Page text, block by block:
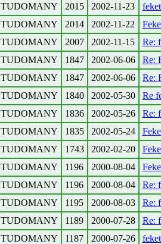
TUDOMANY
2015 2002-11-23
TUDOMANY
2014 2002-11-22
TUDOMANY
2007 2002-11-15
Re:
TUDOMANY
1847 2002-06-06
Re:
TUDOMANY
1847 2002-06-06
Re:
TUDOMANY
1840 2002-05-30
Re
TUDOMANY
1836 2002-05-26
Re:
TUDOMANY
1835 2002-05-24
TUDOMANY
1743 2002-02-20
TUDOMANY
1196 2000-08-04
TUDOMANY
1196 2000-08-04
Re:
TUDOMANY
1195 2000-08-03
Re:
TUDOMANY
1189 2000-07-28
Re:
TUDOMANY
1187 2000-07-26